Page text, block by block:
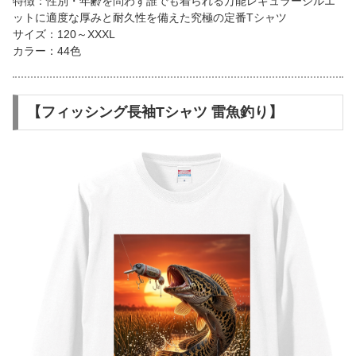
ットに適度な厚みと耐久性を備えた究極の定番Tシャツ
サイズ：120～XXXL
カラー：44色
【フィッシング長袖Tシャツ 雷魚釣り】